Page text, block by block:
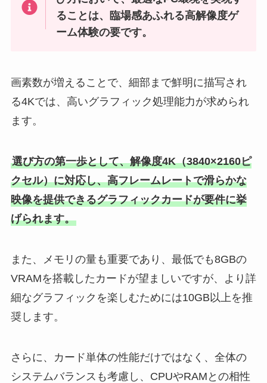
ることは、臨場感あふれる高解像度ゲ
ーム体験の要です。
画素数が増えることで、細部まで鮮明に描写され
る4Kでは、高いグラフィック処理能力が求められ
ます。
選び方の第一歩として、解像度4K（3840×2160ピ
クセル）に対応し、高フレームレートで滑らかな
映像を提供できるグラフィックカードが要件に挙
げられます。
また、メモリの量も重要であり、最低でも8GBの
VRAMを搭載したカードが望ましいですが、より詳
細なグラフィックを楽しむためには10GB以上を推
奨します。
さらに、カード単体の性能だけではなく、全体の
システムバランスも考慮し、CPUやRAMとの相性